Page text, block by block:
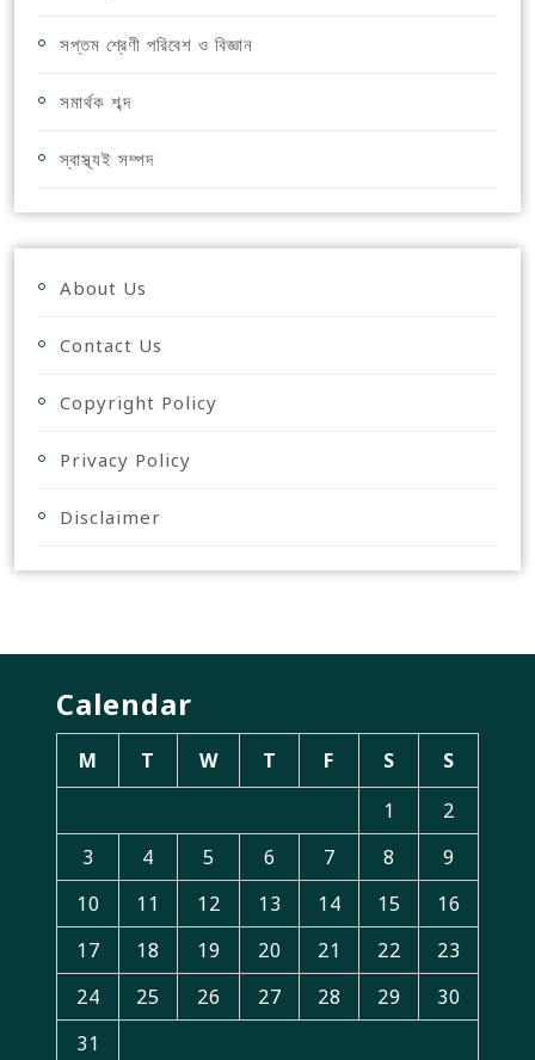
সপ্তম শ্রেণী পরিবেশ ও বিজ্ঞান
সমার্থক শব্দ
স্বাস্থ্যই সম্পদ
About Us
Contact Us
Copyright Policy
Privacy Policy
Disclaimer
Calendar
M T W T F S
S
1
2
3
4 5 6 7 8
9
10
11 12 13 14 15
16
17
18 19 20 21 22
23
24
25 26 27 28 29
30
31